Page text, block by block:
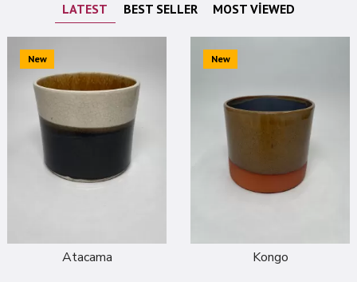
LATEST BEST SELLER MOST VIEWED
New
Atacama
New
Kongo